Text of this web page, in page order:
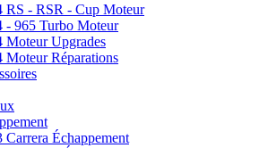
RS - RSR - Cup Moteur
- 965 Turbo Moteur
Moteur Upgrades
Moteur Réparations
Carrera Échappement